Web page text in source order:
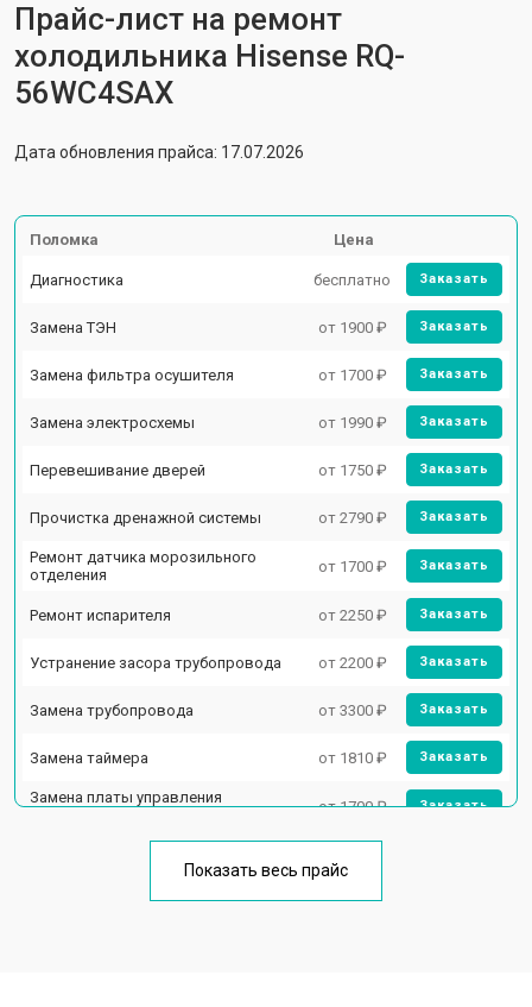
Прайс-лист на ремонт
холодильника Hisense RQ-
56WC4SAX
Дата обновления прайса: 17.07.2026
Поломка Цена
Диагностика бесплатно Заказать
Замена ТЭН от 1900 ₽ Заказать
Замена фильтра осушителя от 1700 ₽ Заказать
Замена электросхемы от 1990 ₽ Заказать
Перевешивание дверей от 1750 ₽ Заказать
Прочистка дренажной системы от 2790 ₽ Заказать
Ремонт датчика морозильного
отделения
от 1700 ₽ Заказать
Ремонт испарителя от 2250 ₽ Заказать
Устранение засора трубопровода от 2200 ₽ Заказать
Замена трубопровода от 3300 ₽ Заказать
Замена таймера от 1810 ₽ Заказать
Замена платы управления
от 1700 ₽ Заказать
Ремонт/замена датчика
Замена термостата от 1700 ₽
Показать весь прайс